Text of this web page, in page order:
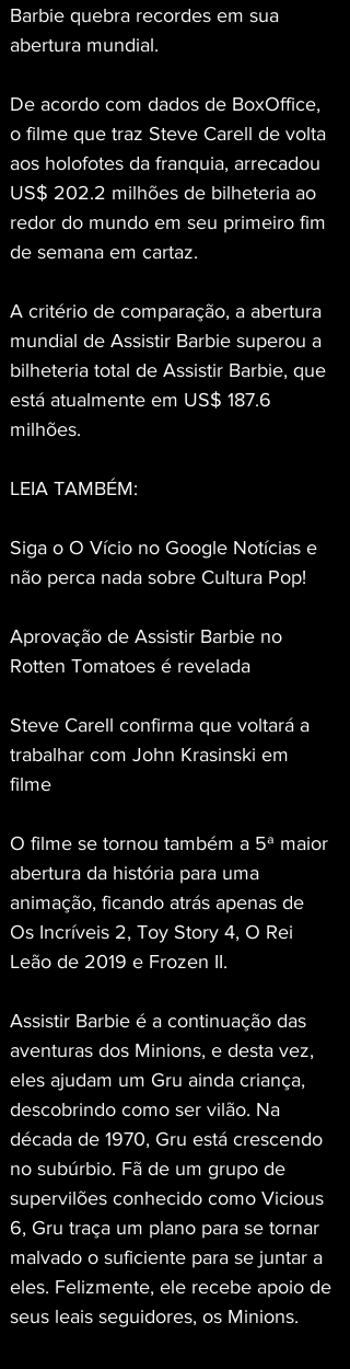
Barbie quebra recordes em sua
abertura mundial.
De acordo com dados de BoxOffice,
o filme que traz Steve Carell de volta
aos holofotes da franquia, arrecadou
US$ 202.2 milhões de bilheteria ao
redor do mundo em seu primeiro fim
de semana em cartaz.
A critério de comparação, a abertura
mundial de Assistir Barbie superou a
bilheteria total de Assistir Barbie, que
está atualmente em US$ 187.6
milhões.
LEIA TAMBÉM:
Siga o O Vício no Google Notícias e
não perca nada sobre Cultura Pop!
Aprovação de Assistir Barbie no
Rotten Tomatoes é revelada
Steve Carell confirma que voltará a
trabalhar com John Krasinski em
filme
O filme se tornou também a 5ª maior
abertura da história para uma
animação, ficando atrás apenas de
Os Incríveis 2, Toy Story 4, O Rei
Leão de 2019 e Frozen II.
Assistir Barbie é a continuação das
aventuras dos Minions, e desta vez,
eles ajudam um Gru ainda criança,
descobrindo como ser vilão. Na
década de 1970, Gru está crescendo
no subúrbio. Fã de um grupo de
supervilões conhecido como Vicious
6, Gru traça um plano para se tornar
malvado o suficiente para se juntar a
eles. Felizmente, ele recebe apoio de
seus leais seguidores, os Minions.